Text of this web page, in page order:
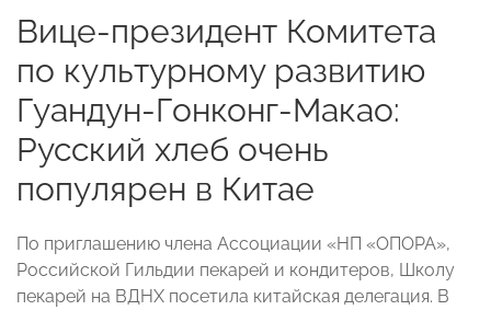
Вице-президент Комитета
по культурному развитию
Гуандун-Гонконг-Макао:
Русский хлеб очень
популярен в Китае
По приглашению члена Ассоциации «НП «ОПОРА»,
Российской Гильдии пекарей и кондитеров, Школу
пекарей на ВДНХ посетила китайская делегация. В